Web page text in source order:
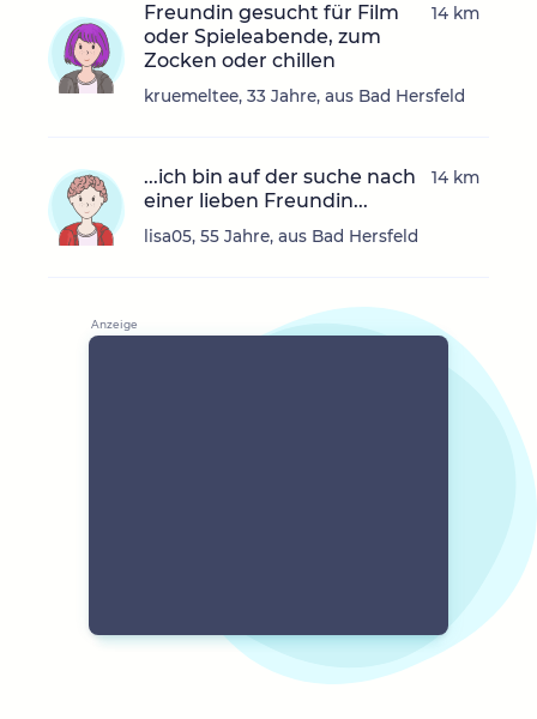
Freundin gesucht für Film
oder Spieleabende, zum
Zocken oder chillen
kruemeltee, 33 Jahre, aus Bad Hersfeld
14 km
...ich bin auf der suche nach
einer lieben Freundin...
lisa05, 55 Jahre, aus Bad Hersfeld
14 km